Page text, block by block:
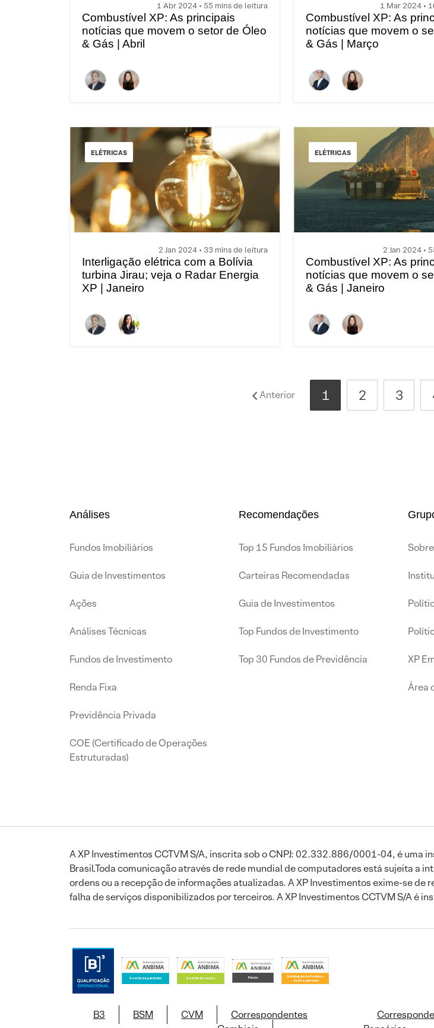
1 Abr 2024 • 55 mins de leitura
Combustível XP: As principais
notícias que movem o setor de Óleo
& Gás | Abril
1 Mar 2024 •
Combustível XP: As
notícias que movem o
& Gás | Março
ELÉTRICAS
2 Jan 2024 • 33 mins de leitura
Interligação elétrica com a Bolívia
turbina Jirau; veja o Radar Energia
XP | Janeiro
ELÉTRICAS
2 Jan 2024 •
Combustível XP: As
notícias que movem o
& Gás | Janeiro
Anterior 1 2 3
Análises
Fundos Imobiliários
Guia de Investimentos
Ações
Análises Técnicas
Fundos de Investimento
Renda Fixa
Previdência Privada
COE (Certificado de Operações
Estruturadas)
Recomendações
Top 15 Fundos Imobiliários
Carteiras Recomendadas
Guia de Investimentos
Top Fundos de Investimento
Top 30 Fundos de Previdência XP
Área
A XP Investimentos CCTVM S/A, inscrita sob o CNPJ: 02.332.886/0001-04, é uma
Brasil.Toda comunicação através de rede mundial de computadores está sujeita a
ordens ou a recepção de informações atualizadas. A XP Investimentos exime-se
falha de serviços disponibilizados por terceiros. A XP Investimentos CCTVM S/A é
B3 BSM CVM
Correspondentes